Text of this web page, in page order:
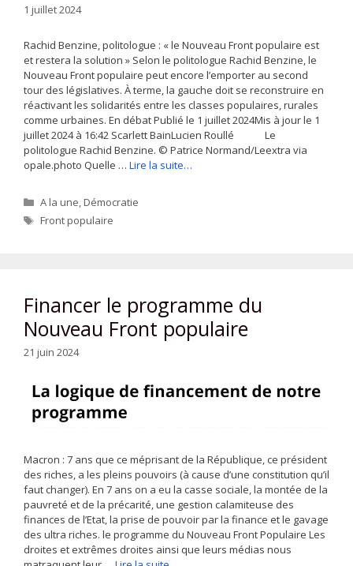
1 juillet 2024
Rachid Benzine, politologue : « le Nouveau Front populaire est
et restera la solution » Selon le politologue Rachid Benzine, le
Nouveau Front populaire peut encore l’emporter au second
tour des législatives. À terme, la gauche doit se reconstruire en
réactivant les solidarités entre les classes populaires, rurales
comme urbaines. En débat Publié le 1 juillet 2024Mis à jour le 1
juillet 2024 à 16:42 Scarlett BainLucien Roullé Le
politologue Rachid Benzine. © Patrice Normand/Leextra via
opale.photo Quelle … Lire la suite…
Catégories
A la une,Démocratie
Étiquettes
Front populaire
Financer le programme du
Nouveau Front populaire
21 juin 2024
Macron : 7 ans que ce méprisant de la République, ce président
des riches, a les pleins pouvoirs (à cause d’une constitution qu’il
faut changer). En 7 ans on a eu la casse sociale, la montée de la
pauvreté et de la précarité, une gestion calamiteuse des
finances de l’Etat, la prise de pouvoir par la finance et le gavage
des ultra riches. le programme du Nouveau Front Populaire Les
droites et extrêmes droites ainsi que leurs médias nous